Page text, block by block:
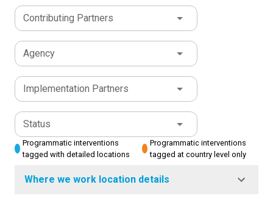
Contributing Partners
Agency
Implementation Partners
Status
Programmatic interventions
tagged with detailed locations
Programmatic interventions
tagged at country level only
Where we work location details